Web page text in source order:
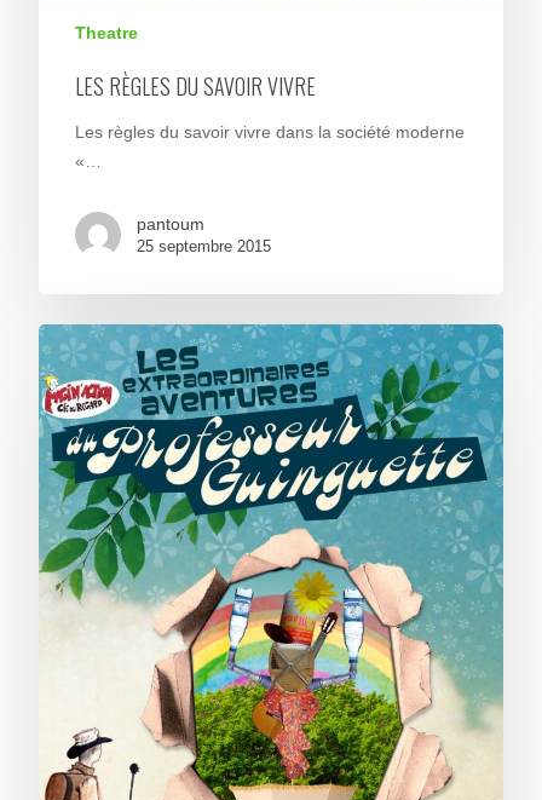
Theatre
LES RÈGLES DU SAVOIR VIVRE
Les règles du savoir vivre dans la société moderne
«…
pantoum
25 septembre 2015